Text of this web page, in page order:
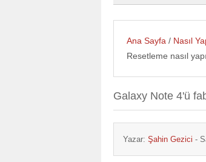
Ana Sayfa / Nasıl
Resetleme nasıl
Galaxy Note 4'ü
Yazar: Şahin Gezici -